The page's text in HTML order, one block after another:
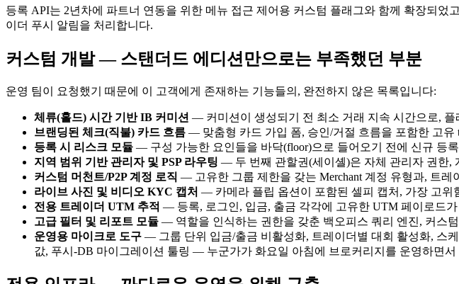
등록 API는 2년차에 파트너 연동을 위한 메뉴 접근 제어용 커스텀 플래그와 함께 확장되
이더 푸시 알림을 처리합니다.
커스텀 개발 — 스탠더드 에디션만으로는 부족했던 부분
운영 팀이 요청했기 때문에 이 고객에게 존재하는 기능들의, 완전하지 않은 목록입니다:
체류(홀드) 시간 기반 IB 커미션 — 커미션이 생성되기 전 최소 거래 지속 시간으로,
브랜딩된 체크(직불) 카드 흐름 — 맞춤형 카드 가입 폼, 승인/거절 흐름을 포함한 고
등록 시 리스크 모듈 — 구성 가능한 요인들을 바닥(floor)으로 들어오기 전에 신규 등
지역 범위 기반 관리자 및 PSP 라우팅 — 두 번째 관할권(세이셸)은 자체 관리자 권한,
커스텀 머천트/P2P 계정 로직 — 고유한 그룹 제한을 갖는 Merchant 계정 유형과, 트레
라이브 사진 및 비디오 KYC 캡처 — 카메라 플립 옵션이 포함된 셀피 캡처, 가장 고위
전용 트레이더 UTM 추적 — 등록, 로그인, 입금, 출금 각각에 고유한 UTM 페이로드
고급 필터 및 리포트 모듈 — 역할을 인식하는 권한을 갖춘 백오피스 쿼리 엔진, 커스
운영용 마이크로 도구 — 그룹 단위 입금/출금 비활성화, 트레이더별 대회 활성화, 스
값, 푸시-DB 마이그레이션 툴링 — 누군가가 화요일 아침에 브로커리지를 운영하면